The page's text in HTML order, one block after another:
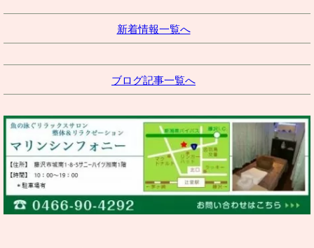
新着情報一覧へ
ブログ記事一覧へ